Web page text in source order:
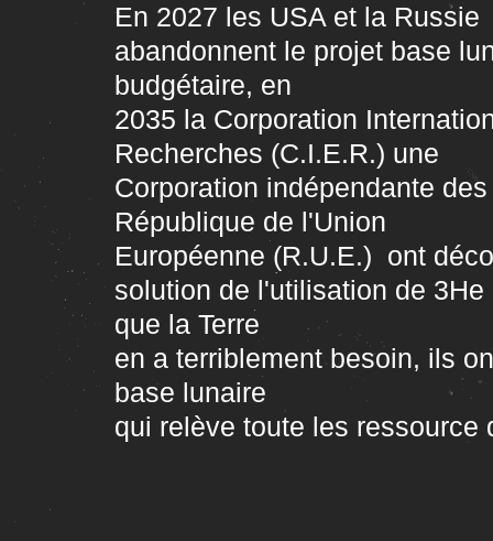
En 2027 les USA et la Russie
abandonnent le projet base
budgétaire, en
2035 la Corporation
Recherches (C.I.E.R.) une
Corporation indépendante
République de l'Union
Européenne (R.U.E.) ont
solution de l'utilisation de
que la Terre
en a terriblement besoin, ils
base lunaire
qui relève toute les ressource